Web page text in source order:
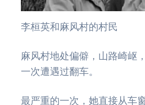
李桓英和麻风村的村民
麻风村地处偏僻，山路崎岖
一次遭遇过翻车。
最严重的一次，她直接从车